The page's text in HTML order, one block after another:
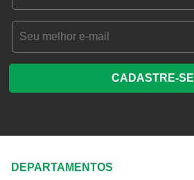
CADASTRE-SE
DEPARTAMENTOS